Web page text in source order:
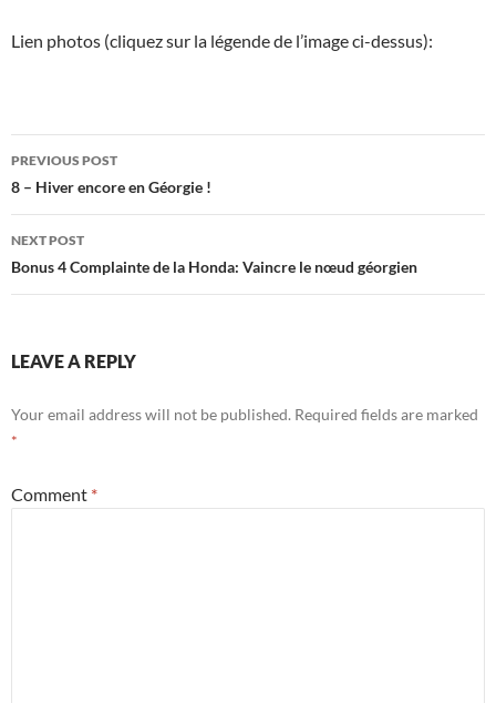
Lien photos (cliquez sur la légende de l’image ci-dessus):
Post
navigation
PREVIOUS POST
8 – Hiver encore en Géorgie !
NEXT POST
Bonus 4 Complainte de la Honda: Vaincre le nœud géorgien
LEAVE A REPLY
Your email address will not be published. Required fields are marked
*
Comment *